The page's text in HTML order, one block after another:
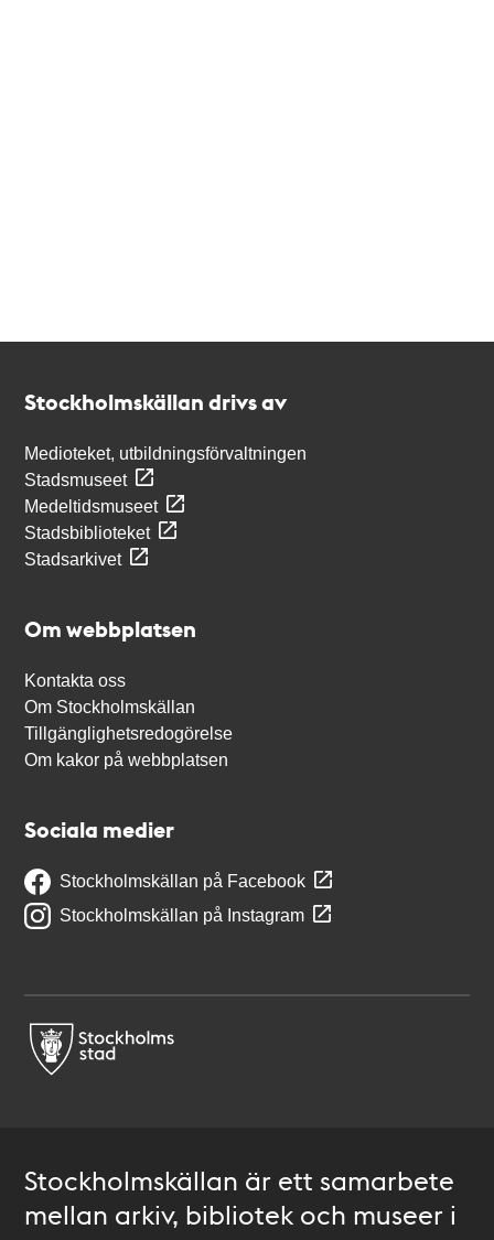
Stockholmskällan drivs av
Medioteket, utbildningsförvaltningen
Stadsmuseet
Medeltidsmuseet
Stadsbiblioteket
Stadsarkivet
Om webbplatsen
Kontakta oss
Om Stockholmskällan
Tillgänglighetsredogörelse
Om kakor på webbplatsen
Sociala medier
Stockholmskällan på Facebook
Stockholmskällan på Instagram
Stockholmskällan är ett samarbete
mellan arkiv, bibliotek och museer i